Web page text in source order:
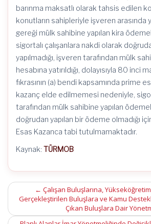
barınma maksatlı olarak tahsis edilen
konutların sahipleriyle işveren arasında
gereği mülk sahibine yapılan kira
sigortalı çalışanlara nakdi olarak
yapılmadığı, işveren tarafından mülk
hesabına yatırıldığı, dolayısıyla 80 inci
fıkrasının (a) bendi kapsamında prime
kazanç elde edilmemesi nedeniyle,
tarafından mülk sahibine yapılan
doğrudan yapılan bir ödeme olmadığı
Esas Kazanca tabi tutulmamaktadır.
Kaynak: TÜRMOB
Post
navigation
← Çalışan Buluşlarına,
Gerçekleştirilen Buluşlara ve Kamu
Çıkan Buluşlara Dair